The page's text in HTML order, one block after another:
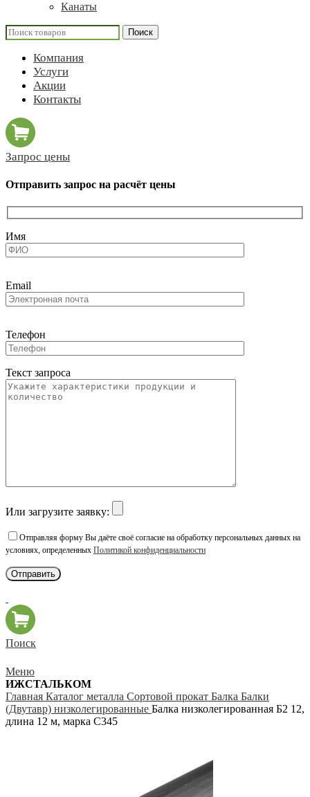
Канаты
Поиск
Компания
Услуги
Акции
Контакты
Запрос цены
Отправить запрос на расчёт цены
Имя
Email
Телефон
Текст запроса
Или загрузите заявку:
Отправляя форму Вы даёте своё согласие на обработку персональных данных на
условиях, определенных Политикой конфиденциальности
Поиск
Меню
ИЖСТАЛЬКОМ
Главная Каталог металла Сортовой прокат Балка Балки
(Двутавр) низколегированные Балка низколегированная Б2 12,
длина 12 м, марка С345